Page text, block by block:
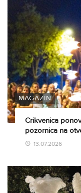
MAGAZIN
Crikvenica
pozornica na
13.07.2026